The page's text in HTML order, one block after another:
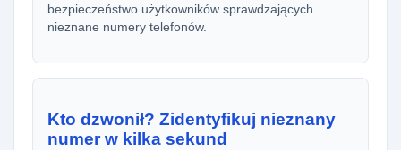
bezpieczeństwo użytkowników sprawdzających
nieznane numery telefonów.
Kto dzwonił? Zidentyfikuj nieznany
numer w kilka sekund